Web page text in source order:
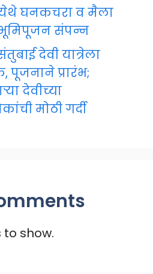
येथे घनकचरा व मैला
संपन्न
देवी यात्रेला
पूजनाने प्रारंभ;
देवीच्या
मोठी गर्दी
show.